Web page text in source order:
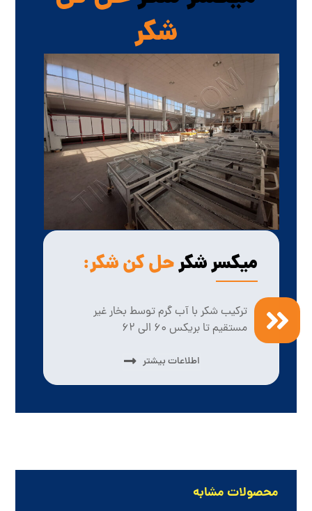
شکر
میکسر شکرحل کن شکر:
ترکیب شکر با آب گرم توسط بخار غیر
مستقیم تا بریکس ۶۰ الی ۶۲
اطلاعات بیشتر
محصولات مشابه